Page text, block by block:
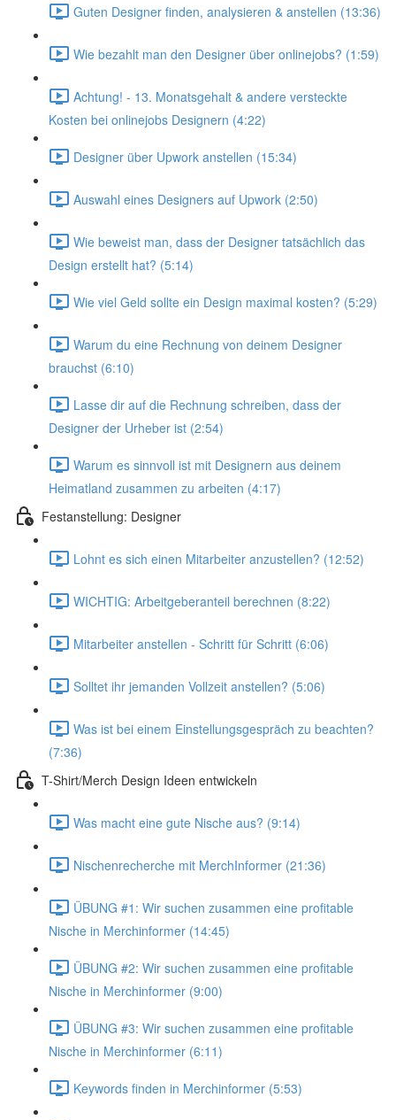
Guten Designer finden, analysieren & anstellen (13:36)
Wie bezahlt man den Designer über onlinejobs? (1:59)
Achtung! - 13. Monatsgehalt & andere versteckte
Kosten bei onlinejobs Designern (4:22)
Designer über Upwork anstellen (15:34)
Auswahl eines Designers auf Upwork (2:50)
Wie beweist man, dass der Designer tatsächlich das
Design erstellt hat? (5:14)
Wie viel Geld sollte ein Design maximal kosten? (5:29)
Warum du eine Rechnung von deinem Designer
brauchst (6:10)
Lasse dir auf die Rechnung schreiben, dass der
Designer der Urheber ist (2:54)
Warum es sinnvoll ist mit Designern aus deinem
Heimatland zusammen zu arbeiten (4:17)
Festanstellung: Designer
Lohnt es sich einen Mitarbeiter anzustellen? (12:52)
WICHTIG: Arbeitgeberanteil berechnen (8:22)
Mitarbeiter anstellen - Schritt für Schritt (6:06)
Solltet ihr jemanden Vollzeit anstellen? (5:06)
Was ist bei einem Einstellungsgespräch zu beachten?
(7:36)
T-Shirt/Merch Design Ideen entwickeln
Was macht eine gute Nische aus? (9:14)
Nischenrecherche mit MerchInformer (21:36)
ÜBUNG #1: Wir suchen zusammen eine profitable
Nische in Merchinformer (14:45)
ÜBUNG #2: Wir suchen zusammen eine profitable
Nische in Merchinformer (9:00)
ÜBUNG #3: Wir suchen zusammen eine profitable
Nische in Merchinformer (6:11)
Keywords finden in Merchinformer (5:53)